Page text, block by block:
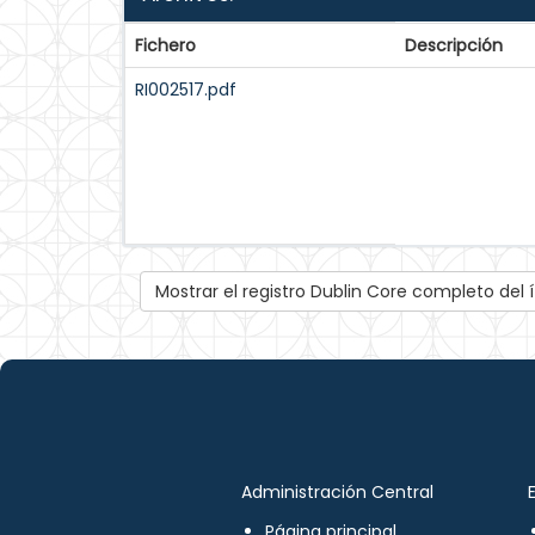
Fichero
Descripción
RI002517.pdf
Mostrar el registro Dublin Core completo del
Administración Central